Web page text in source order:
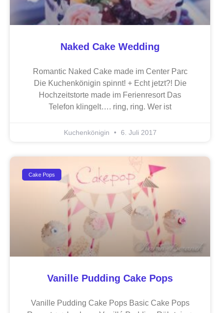
Naked Cake Wedding
Romantic Naked Cake made im Center Parc
Die Kuchenkönigin spinnt! + Echt jetzt?! Die
Hochzeitstorte made im Ferienresort Das
Telefon klingelt…. ring, ring. Wer ist
Kuchenkönigin 6. Juli 2017
Cake Pops
Vanille Pudding Cake Pops
Vanille Pudding Cake Pops Basic Cake Pops